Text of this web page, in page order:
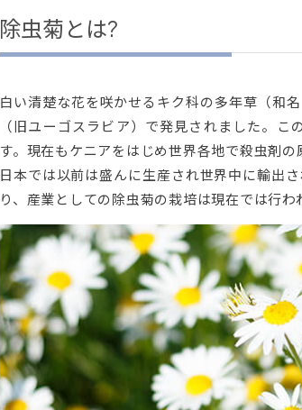
除虫菊とは?
白い清楚な花を咲かせるキク科の多年草（和
（旧ユーゴスラビア）で発見されました。
す。現在もケニアをはじめ世界各地で殺虫剤の
日本では以前は盛んに生産され世界中に輸出
り、産業としての除虫菊の栽培は現在では行わ